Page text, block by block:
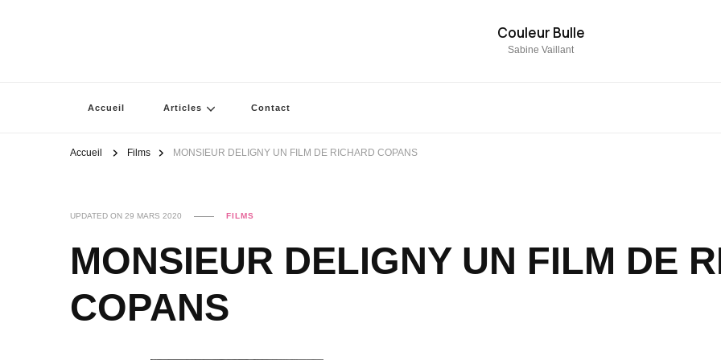
Couleur Bulle
Sabine Vaillant
Accueil Articles Contact
Accueil Films MONSIEUR DELIGNY UN FILM DE RICHARD COPANS
UPDATED ON 29 MARS 2020 FILMS
MONSIEUR DELIGNY UN FILM DE
COPANS